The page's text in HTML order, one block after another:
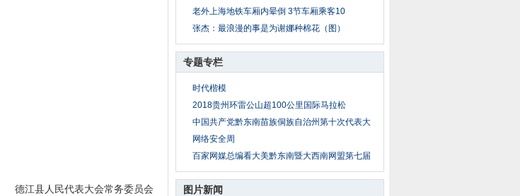
老外上海地铁车厢内晕倒 3节车厢乘客10
张杰：最浪漫的事是为谢娜种棉花（图）
专题专栏
时代楷模
2018贵州环雷公山超100公里国际马拉松
中国共产党黔东南苗族侗族自治州第十次代表大
网络安全周
百家网媒总编看大美黔东南暨大西南网盟第七届
图片新闻
德江县人民代表大会常务委员会